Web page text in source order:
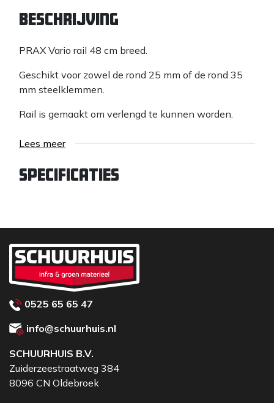
Beschrijving
PRAX Vario rail 48 cm breed.
Geschikt voor zowel de rond 25 mm of de rond 35
mm steelklemmen.
Rail is gemaakt om verlengd te kunnen worden.
Lees meer
Specificaties
0525 65 65 47
info@schuurhuis.nl
SCHUURHUIS B.V.
Zuiderzeestraatweg 384
8096 CN Oldebroek